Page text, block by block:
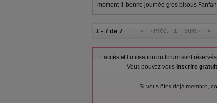
moment !!! bonne journée gros bisous Fanfan
1 - 7 de 7 « ‹ Préc. 1 Suiv. › »
L’accès et l’utilisation du forum sont
Vous pouvez vous inscrire
Si vous êtes déjà membre,